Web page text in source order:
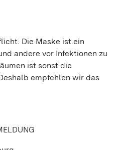
Die Maske ist ein
andere vor Infektionen zu
ist sonst die
empfehlen wir das